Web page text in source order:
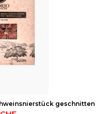
geschnitten